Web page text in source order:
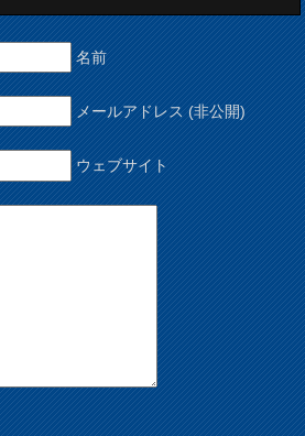
名前
メールアドレス (非公開)
ウェブサイト